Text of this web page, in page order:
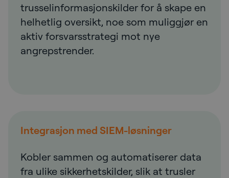
trusselinformasjonskilder for å skape en
helhetlig oversikt, noe som muliggjør en
aktiv forsvarsstrategi mot nye
angrepstrender.
Integrasjon med SIEM-løsninger
Kobler sammen og automatiserer data
fra ulike sikkerhetskilder, slik at trusler